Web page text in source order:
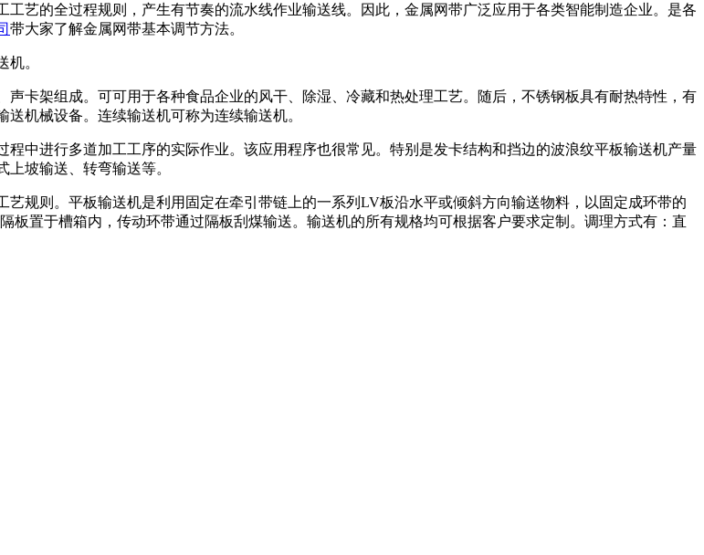
艺的全过程规则，产生有节奏的流水线作业输送线。因此，金属网带广泛应用于各类智能制造企业。是各
带大家了解金属网带基本调节方法。
。
架组成。可可用于各种食品企业的风干、除湿、冷藏和热处理工艺。随后，不锈钢板具有耐热特性，有
机械设备。连续输送机可称为连续输送机。
进行多道加工工序的实际作业。该应用程序也很常见。特别是发卡结构和挡边的波浪纹平板输送机产量
坡输送、转弯输送等。
则。平板输送机是利用固定在牵引带链上的一系列LV板沿水平或倾斜方向输送物料，以固定成环带的
置于槽箱内，传动环带通过隔板刮煤输送。输送机的所有规格均可根据客户要求定制。调理方式有：直